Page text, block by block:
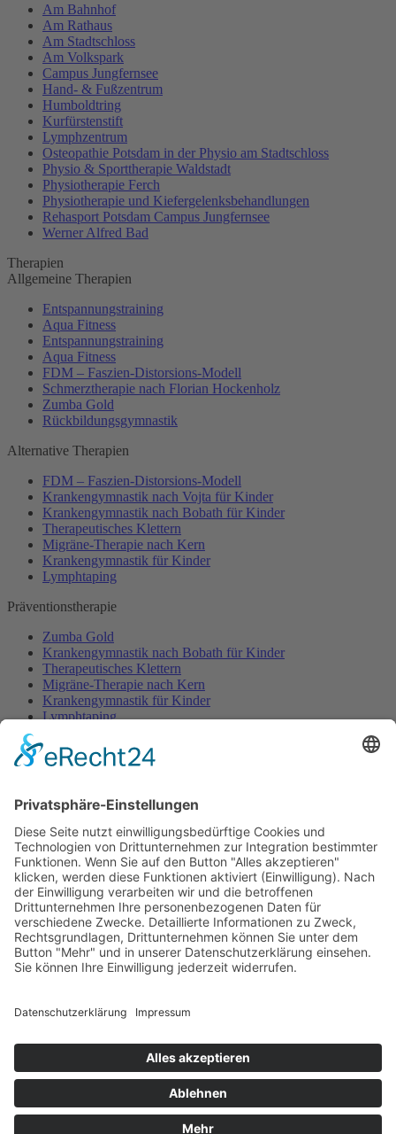
Am Bahnhof
Am Rathaus
Am Stadtschloss
Am Volkspark
Campus Jungfernsee
Hand- & Fußzentrum
Humboldtring
Kurfürstenstift
Lymphzentrum
Osteopathie Potsdam in der Physio am Stadtschloss
Physio & Sporttherapie Waldstadt
Physiotherapie Ferch
Physiotherapie und Kiefergelenksbehandlungen
Rehasport Potsdam Campus Jungfernsee
Werner Alfred Bad
Therapien
Allgemeine Therapien
Entspannungstraining
Aqua Fitness
Entspannungstraining
Aqua Fitness
FDM – Faszien-Distorsions-Modell
Schmerztherapie nach Florian Hockenholz
Zumba Gold
Rückbildungsgymnastik
Alternative Therapien
FDM – Faszien-Distorsions-Modell
Krankengymnastik nach Vojta für Kinder
Krankengymnastik nach Bobath für Kinder
Therapeutisches Klettern
Migräne-Therapie nach Kern
Krankengymnastik für Kinder
Lymphtaping
Präventionstherapie
Zumba Gold
Krankengymnastik nach Bobath für Kinder
Therapeutisches Klettern
Migräne-Therapie nach Kern
Krankengymnastik für Kinder
Lymphtaping
Rücken Therapie
Aqua Fitness
FDM – Faszien-Distorsions-Modell
Zumba Gold
Rückbildungsgymnastik
Kinder Therapie
Krankengymnastik nach Vojta für Kinder
Krankengymnastik nach Bobath für Kinder
Krankengymnastik für Kinder
Karriere
Sponsoring
Potsdamer Adventsturmblasen
Gutscheine
Datenschutz